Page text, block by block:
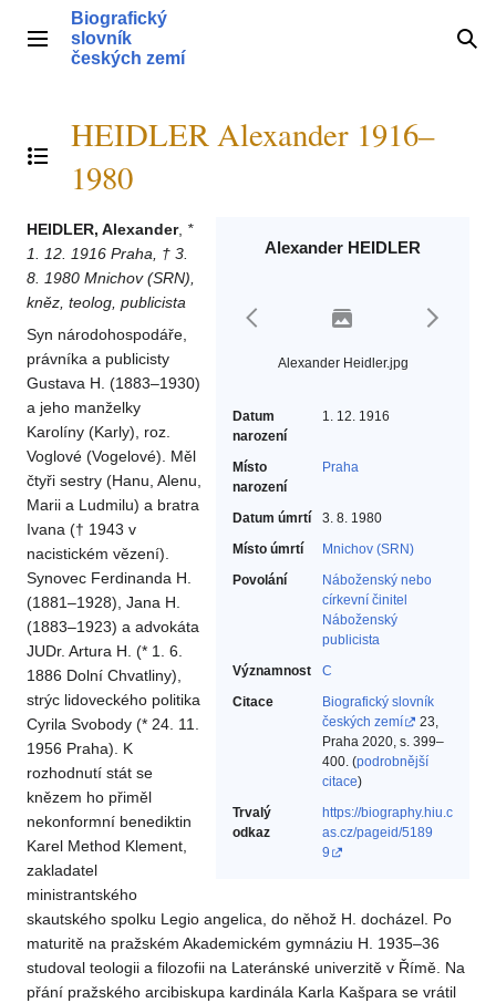
obsahHlavní menu
Biografický
slovník
českých zemí
Přepnout obsah
HEIDLER Alexander 1916–
1980
Alexander HEIDLER
Alexander Heidler.jpg
Datum
narození
1. 12. 1916
Místo
narození
Praha
Datum úmrtí
3. 8. 1980
Místo úmrtí
Mnichov (SRN)
Povolání
Náboženský nebo
církevní činitel‎
Náboženský
publicista‎
Významnost
C
Citace
Biografický slovník
českých zemí
23,
Praha 2020, s. 399–
400. (podrobnější
citace)
Trvalý
odkaz
https://biography.hiu.c
as.cz/pageid/5189
9
HEIDLER, Alexander, *
1. 12. 1916 Praha, † 3.
8. 1980 Mnichov (SRN),
kněz, teolog, publicista
Syn národohospodáře,
právníka a publicisty
Gustava H. (1883–1930)
a jeho manželky
Karolíny (Karly), roz.
Voglové (Vogelové). Měl
čtyři sestry (Hanu, Alenu,
Marii a Ludmilu) a bratra
Ivana († 1943 v
nacistickém vězení).
Synovec Ferdinanda H.
(1881–1928), Jana H.
(1883–1923) a advokáta
JUDr. Artura H. (* 1. 6.
1886 Dolní Chvatliny),
strýc lidoveckého politika
Cyrila Svobody (* 24. 11.
1956 Praha). K
rozhodnutí stát se
knězem ho přiměl
nekonformní benediktin
Karel Method Klement,
zakladatel
ministrantského
skautského spolku Legio angelica, do něhož H. docházel. Po
maturitě na pražském Akademickém gymnáziu H. 1935–36
studoval teologii a filozofii na Lateránské univerzitě v Římě. Na
přání pražského arcibiskupa kardinála Karla Kašpara se vrátil